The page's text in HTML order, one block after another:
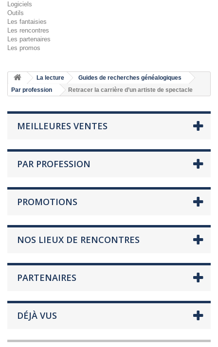
Logiciels
Outils
Les fantaisies
Les rencontres
Les partenaires
Les promos
La lecture
Guides de recherches généalogiques
Par profession
Retracer la carrière d’un artiste de spectacle
MEILLEURES VENTES
PAR PROFESSION
PROMOTIONS
NOS LIEUX DE RENCONTRES
PARTENAIRES
DÉJÀ VUS